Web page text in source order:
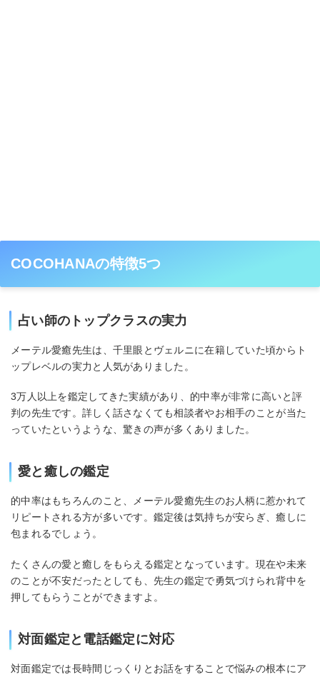
COCOHANAの特徴5つ
占い師のトップクラスの実力
メーテル愛癒先生は、千里眼とヴェルニに在籍していた頃からト
ップレベルの実力と人気がありました。
3万人以上を鑑定してきた実績があり、的中率が非常に高いと評
判の先生です。詳しく話さなくても相談者やお相手のことが当た
っていたというような、驚きの声が多くありました。
愛と癒しの鑑定
的中率はもちろんのこと、メーテル愛癒先生のお人柄に惹かれて
リピートされる方が多いです。鑑定後は気持ちが安らぎ、癒しに
包まれるでしょう。
たくさんの愛と癒しをもらえる鑑定となっています。現在や未来
のことが不安だったとしても、先生の鑑定で勇気づけられ背中を
押してもらうことができますよ。
対面鑑定と電話鑑定に対応
対面鑑定では長時間じっくりとお話をすることで悩みの根本にア